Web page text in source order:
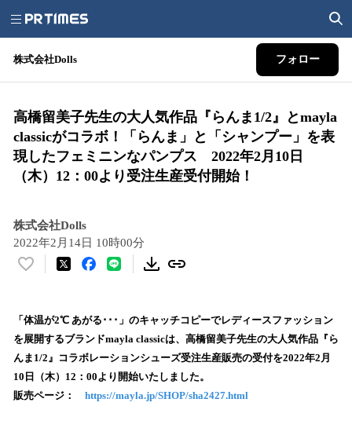
株式会社Dolls フォロー
高橋留美子先生の大人気作品『らんま1/2』とmayla
classicがコラボ！「らんま」と「シャンプー」を表
現したフェミニンなパンプス 2022年2月10日
（木）12：00より受注生産受付開始！
株式会社Dolls
2022年2月14日 10時00分
い
！
数
を
読
み
込
「体温が2℃ あがる･･･」のキャッチコピーでレディースファッション
を展開するブランドmayla classicは、高橋留美子先生の大人気作品『ら
んま1/2』コラボレーションシューズ受注生産販売の受付を2022年2月
10日（木）12：00より開始いたしました。
販売ページ： https://mayla.jp/SHOP/sha2427.html